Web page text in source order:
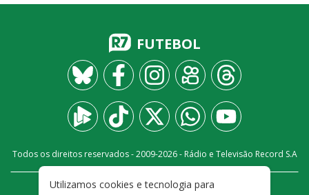
FUTEBOL
Todos os direitos reservados - 2009-2026- Rádio e Televisão Record S.A
Utilizamos cookies e tecnologia para